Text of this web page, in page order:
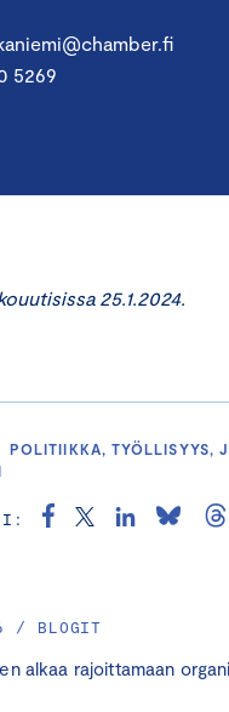
/ BLOGIT
alkaa rajoittamaan
5269
25.1.2024.
POLITIIKKA, TYÖLLISYYS,